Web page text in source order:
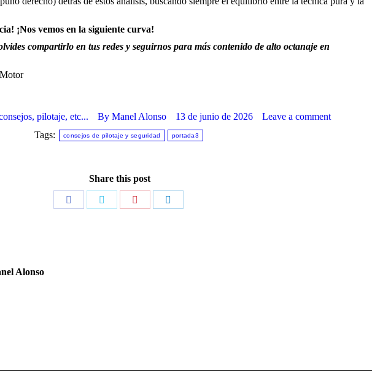
¡Nos vemos en la siguiente curva!
compartirlo en tus redes y seguirnos para más contenido de alto octanaje en
pilotaje, etc... By Manel Alonso 13 de junio de 2026
Leave a comment
Tags:
consejos de pilotaje y seguridad portada3
Share this post
Alonso